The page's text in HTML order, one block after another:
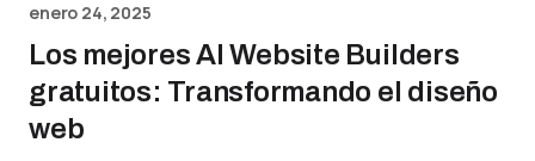
enero 24, 2025
Los mejores AI Website Builders
gratuitos: Transformando el diseño
web